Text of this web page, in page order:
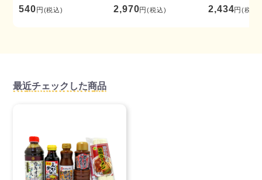
540円(税込) 2,970円(税込) 2,434円(税込)
最近チェックした商品